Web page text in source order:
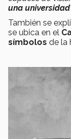
una universidad
También se
se ubica en el
símbolos de la